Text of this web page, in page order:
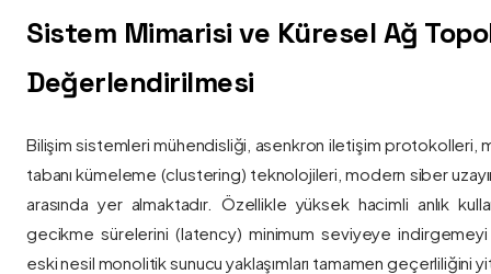
Sistem Mimarisi ve Küresel Ağ
Değerlendirilmesi
Bilişim sistemleri mühendisliği, asenkron iletişim protokolleri,
tabanı kümeleme (clustering) teknolojileri, modern siber
arasında yer almaktadır. Özellikle yüksek hacimli anlık
gecikme sürelerini (latency) minimum seviyeye
eski nesil monolitik sunucu yaklaşımları tamamen geçerliliğini